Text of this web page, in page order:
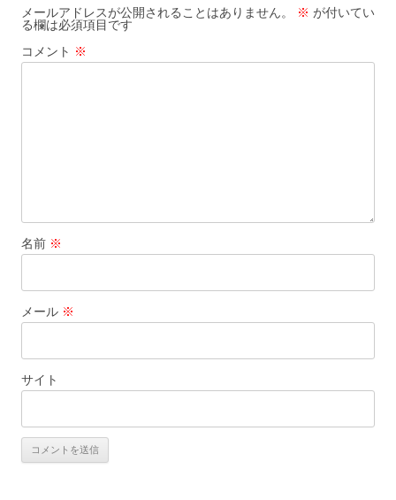
ー
シ
ョ
メールアドレスが公開されることはありません。 ※ が付いてい
る欄は必須項目です
コメント ※
名前 ※
メール ※
サイト